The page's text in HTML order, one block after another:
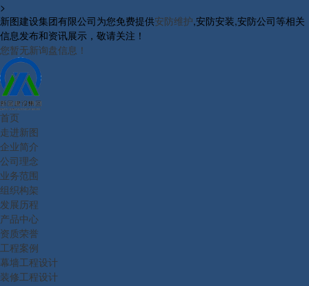
>
新图建设集团有限公司为您免费提供安防维护,安防安装,安防公司等相关
信息发布和资讯展示，敬请关注！
您暂无新询盘信息！
首页
走进新图
企业简介
公司理念
业务范围
组织构架
发展历程
产品中心
资质荣誉
工程案例
幕墙工程设计
装修工程设计